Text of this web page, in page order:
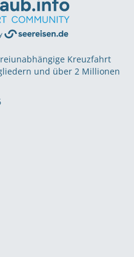
Kreuzfahrt
und über 2 Millionen